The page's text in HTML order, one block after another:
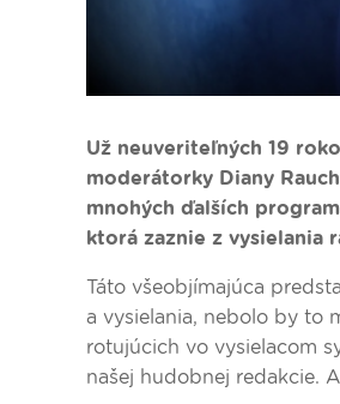
Už neuveriteľných 19
moderátorky Diany
mnohých ďalších
ktorá zaznie z vysielania
Táto všeobjímajúca
a vysielania, nebolo by to
rotujúcich vo vysielacom
našej hudobnej redakcie.